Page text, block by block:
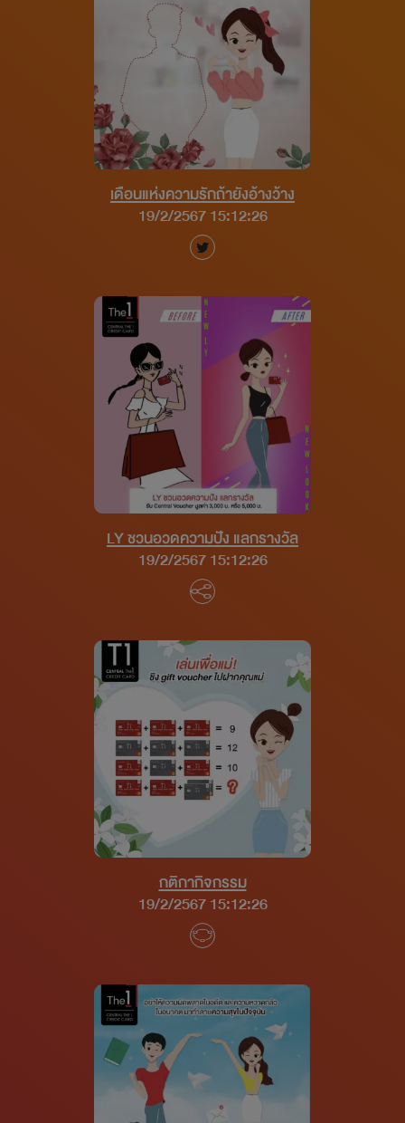
เดือนแห่งความรักถ้ายังอ้างว้าง
19/2/2567 15:12:26
LY ชวนอวดความปัง แลกรางวัล
19/2/2567 15:12:26
กติกากิจกรรม
19/2/2567 15:12:26